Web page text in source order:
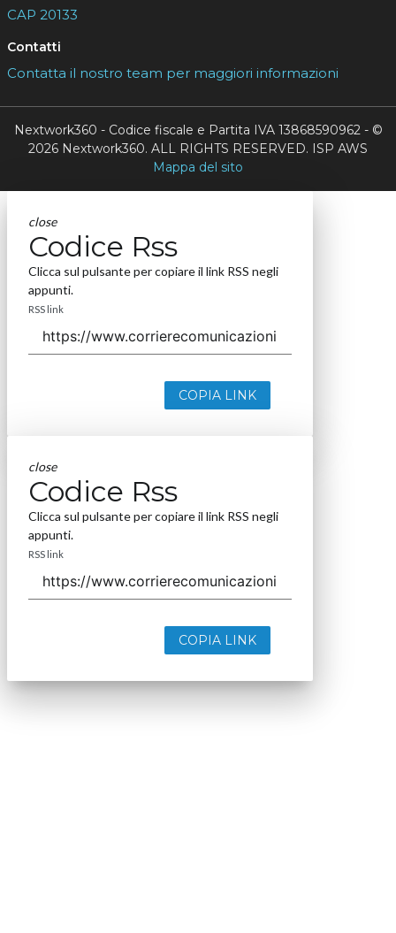
CAP 20133
Contatti
Contatta il nostro team per maggiori informazioni
Nextwork360 - Codice fiscale e Partita IVA 13868590962 - ©
2026 Nextwork360. ALL RIGHTS RESERVED. ISP AWS
Mappa del sito
close
Codice Rss
Clicca sul pulsante per copiare il link RSS negli
appunti.
RSS link
COPIA LINK
close
Codice Rss
Clicca sul pulsante per copiare il link RSS negli
appunti.
RSS link
COPIA LINK